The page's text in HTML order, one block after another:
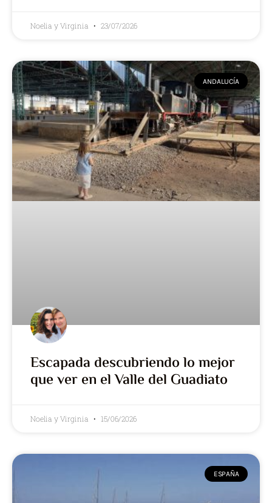
Noelia y Virginia 23/07/2026
ANDALUCÍA
Escapada descubriendo lo mejor
que ver en el Valle del Guadiato
Noelia y Virginia 15/06/2026
ESPAÑA